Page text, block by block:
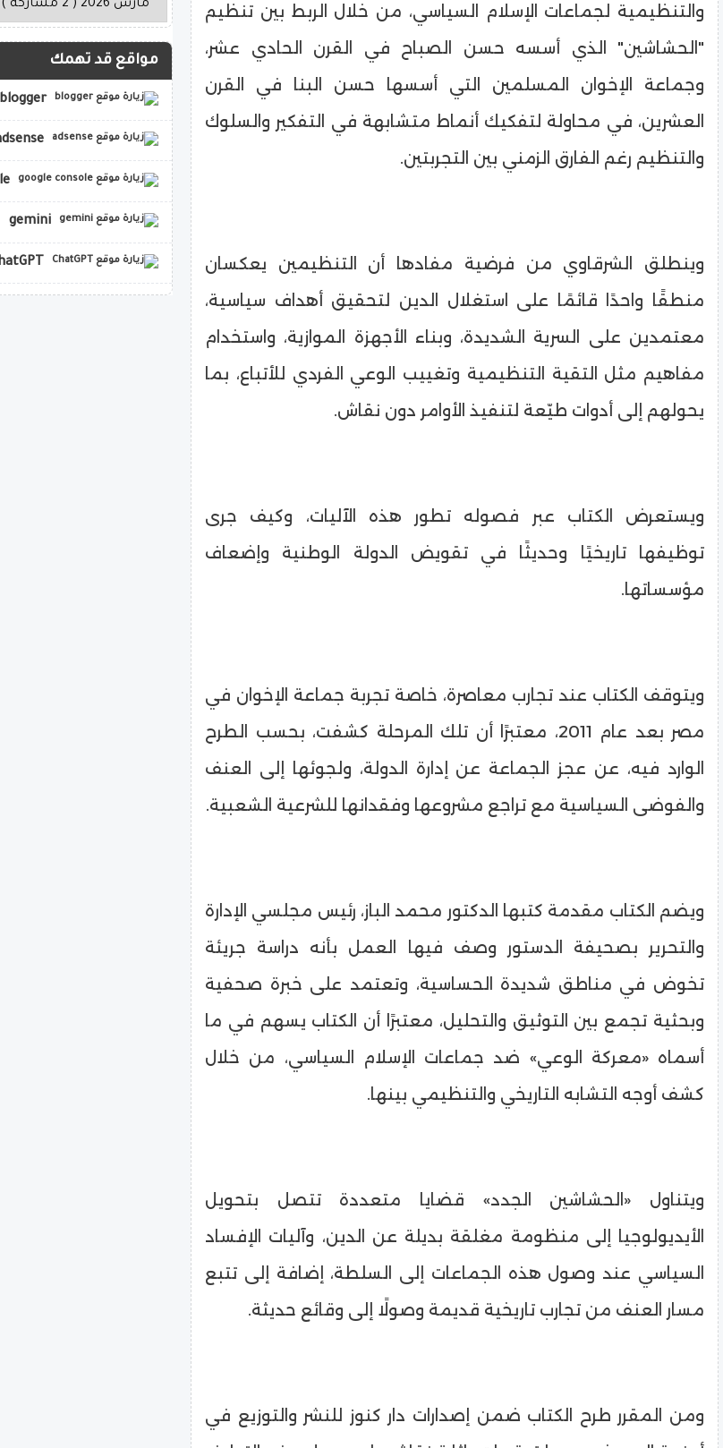
والتنظيمية لجماعات الإسلام السياسي، من خلال الربط بين تنظيم
"الحشاشين" الذي أسسه حسن الصباح في القرن الحادي عشر،
وجماعة الإخوان المسلمين التي أسسها حسن البنا في القرن
العشرين، في محاولة لتفكيك أنماط متشابهة في التفكير والسلوك
والتنظيم رغم الفارق الزمني بين التجربتين.
وينطلق الشرقاوي من فرضية مفادها أن التنظيمين يعكسان
منطقًا واحدًا قائمًا على استغلال الدين لتحقيق أهداف سياسية،
معتمدين على السرية الشديدة، وبناء الأجهزة الموازية، واستخدام
مفاهيم مثل التقية التنظيمية وتغييب الوعي الفردي للأتباع، بما
يحولهم إلى أدوات طيّعة لتنفيذ الأوامر دون نقاش.
ويستعرض الكتاب عبر فصوله تطور هذه الآليات، وكيف جرى
توظيفها تاريخيًا وحديثًا في تقويض الدولة الوطنية وإضعاف
مؤسساتها.
ويتوقف الكتاب عند تجارب معاصرة، خاصة تجربة جماعة الإخوان في
مصر بعد عام 2011، معتبرًا أن تلك المرحلة كشفت، بحسب الطرح
الوارد فيه، عن عجز الجماعة عن إدارة الدولة، ولجوئها إلى العنف
والفوضى السياسية مع تراجع مشروعها وفقدانها للشرعية الشعبية.
ويضم الكتاب مقدمة كتبها الدكتور محمد الباز، رئيس مجلسي الإدارة
والتحرير بصحيفة الدستور وصف فيها العمل بأنه دراسة جريئة
تخوض في مناطق شديدة الحساسية، وتعتمد على خبرة صحفية
وبحثية تجمع بين التوثيق والتحليل، معتبرًا أن الكتاب يسهم في ما
أسماه «معركة الوعي» ضد جماعات الإسلام السياسي، من خلال
كشف أوجه التشابه التاريخي والتنظيمي بينها.
ويتناول «الحشاشين الجدد» قضايا متعددة تتصل بتحويل
الأيديولوجيا إلى منظومة مغلقة بديلة عن الدين، وآليات الإفساد
السياسي عند وصول هذه الجماعات إلى السلطة، إضافة إلى تتبع
مسار العنف من تجارب تاريخية قديمة وصولًا إلى وقائع حديثة.
ومن المقرر طرح الكتاب ضمن إصدارات دار كنوز للنشر والتوزيع في
مواقع قد تهمك
blogger